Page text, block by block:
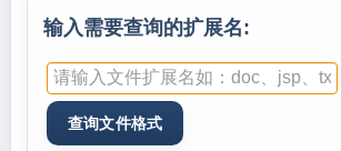
输入需要查询的扩展名: